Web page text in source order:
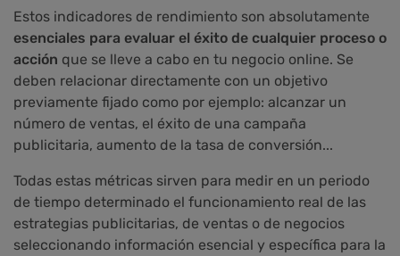
Estos indicadores de rendimiento son absolutamente
esenciales para evaluar el éxito de cualquier proceso o
acción que se lleve a cabo en tu negocio online. Se
deben relacionar directamente con un objetivo
previamente fijado como por ejemplo: alcanzar un
número de ventas, el éxito de una campaña
publicitaria, aumento de la tasa de conversión...
Todas estas métricas sirven para medir en un periodo
de tiempo determinado el funcionamiento real de las
estrategias publicitarias, de ventas o de negocios
seleccionando información esencial y específica para la